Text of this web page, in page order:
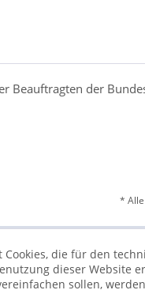
Beauftragten der
*
Cookies, die für den
dieser Website
sollen,